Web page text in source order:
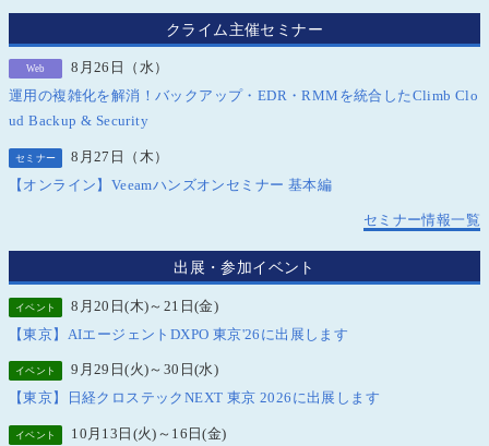
クライム主催セミナー
Web
8月26日（水）
運用の複雑化を解消！バックアップ・EDR・RMMを統合したClimb Clo
ud Backup & Security
セミナー
8月27日（木）
【オンライン】Veeamハンズオンセミナー 基本編
セミナー情報一覧
出展・参加イベント
イベント
8月20日(木)～21日(金)
【東京】AIエージェントDXPO 東京'26に出展します
イベント
9月29日(火)～30日(水)
【東京】日経クロステックNEXT 東京 2026に出展します
イベント
10月13日(火)～16日(金)